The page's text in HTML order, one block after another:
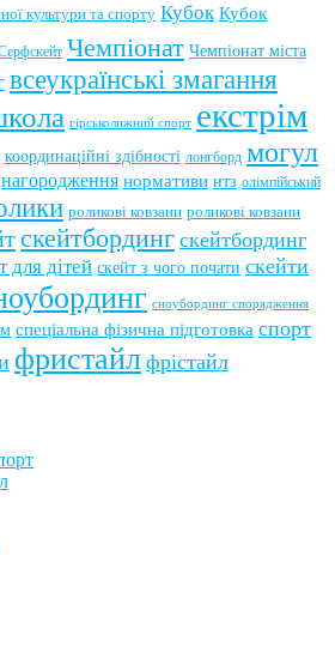
культури та спорту Кубок Кубок
Чемпіонат Чемпіонат міста
всеукраїнські змагання
гірськолижний спорт екстрім
координаційні здібності лонгборд могул
нагородження нормативи нтз олімпійський
роликові ковзани роликові ковзани
скейтбординг скейтбординг
для дітей скейт з чого почати скейти
сноубординг спорядження
спеціальна фізична підготовка спорт
фристайл фрістайл